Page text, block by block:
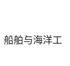
船舶与海洋工